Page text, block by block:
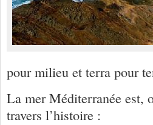
pour milieu et terra pour
La mer Méditerranée est,
travers l’histoire :